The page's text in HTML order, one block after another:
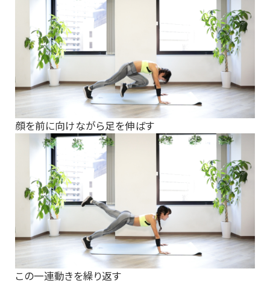
顔を前に向けながら足を伸ばす
この一連動きを繰り返す